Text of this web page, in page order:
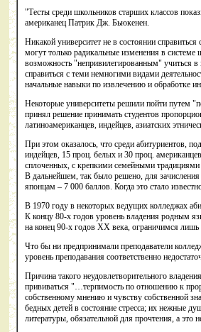
"Тесты среди школьников старших классов
американец Патрик Дж. Бьюкенен.
Никакой университет не в состоянии
могут только радикальные изменения в
возможность "непривилегированным" учиться
справиться с теми немногими видами
начальные навыки по извлечению и обработке
Некоторые университеты решили пойти путем
принял решение принимать студентов
латиноамериканцев, индейцев, азиатских
При этом оказалось, что среди абитуриентов,
индейцев, 15 проц. белых и 30 проц.
сплоченных, с крепкими семейными традициями
В дальнейшем, так было решено, для зачисления
японцам – 7 000 баллов. Когда это стало
В 1970 году в некоторых ведущих колледжах
К концу 80-х годов уровень владения родным
на конец 90-х годов ХХ века, ограничимся
Что бы ни предпринимали преподаватели
уровень преподавания соответственно
Причина такого неудовлетворительного
прививаться "…терпимость по отношению к
собственному мнению и чувству собственной
бедных детей в состояние стресса; их нежные
литературы, обязательной для прочтения, а